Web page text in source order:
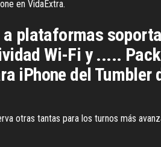
en VidaExtra.
a plataformas
Wi-Fi y .....
iPhone del Tumbler
otras tantas para los turnos más